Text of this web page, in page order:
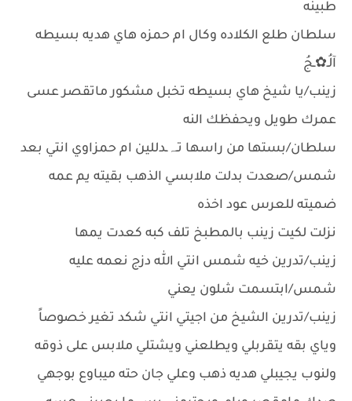
طبينه
سلطان طلع الكلاده وكال ام حمزه هاي هديه بسيطه
آلُـ✿ـجُ
زينب/يا شيخ هاي بسيطه تخبل مشكور ماتقصر عسى
عمرك طويل ويحفظك النه
سلطان/بستها من راسها تـﮧـدللين ام حمزاوي انتي بعد
شمس/صعدت بدلت ملابسي الذهب بقيته يم عمه
ضميته للعرس عود اخذه
نزلت لكيت زينب بالمطبخ تلف كبه كعدت يمها
زينب/تدرين خيه شمس انتي الله دزج نعمه عليه
شمس/ابتسمت شلون يعني
زينب/تدرين الشيخ من اجيتي انتي شكد تغير خصوصاً
وياي بقه يتقربلي ويطلعني ويشتلي ملابس على ذوقه
ولنوب يجيبلي هديه ذهب وعلي جان حته ميباوع بوجهي